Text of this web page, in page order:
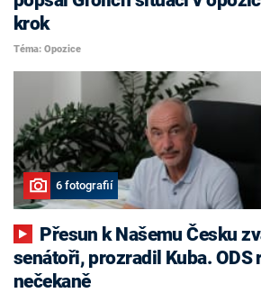
krok
Téma: Opozice
6 fotografií
senátoři, prozradil Kuba. ODS
nečekaně